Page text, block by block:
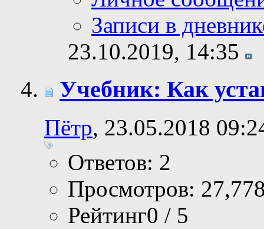
Записи в
23.10.2019, 14:35
Учебник: Как
Пётр, 23.05.2018
Ответов: 2
Просмотров:
Рейтинг0 / 5